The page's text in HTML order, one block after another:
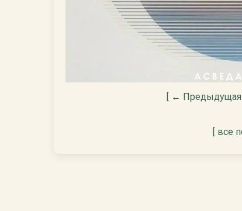
[ ← Предыдущая
[ все